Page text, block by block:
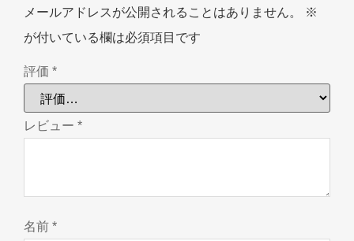
メールアドレスが公開されることはありません。
※
が付いている欄は必須項目です
評価 *
レビュー *
名前 *